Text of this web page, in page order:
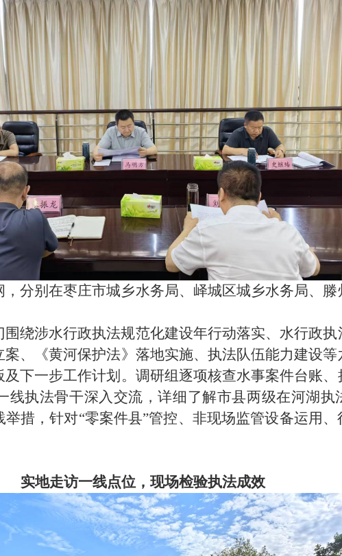
分别在枣庄市城乡水务局、峄城区城乡水务局、
绕涉水行政执法规范化建设年行动落实、水行政
、《黄河保护法》落地实施、执法队伍能力建设等
下一步工作计划。调研组逐项核查水事案件台账、
线执法骨干深入交流，详细了解市县两级在河湖执
举措，针对“零案件县”管控、非现场监管设备运用
实地走访一线点位，现场检验执法成效